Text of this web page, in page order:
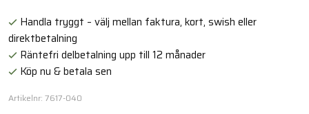
Handla tryggt – välj mellan faktura, kort, swish eller
direktbetalning
Räntefri delbetalning upp till 12 månader
Köp nu & betala sen
Artikelnr: 7617-040